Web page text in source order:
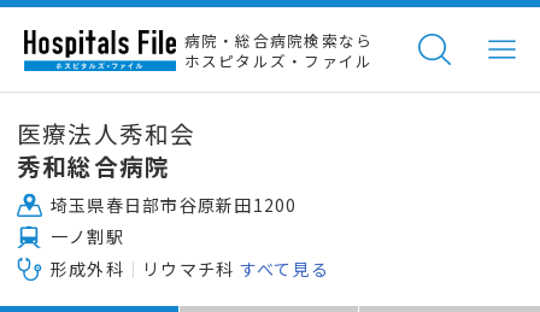
病院・総合病院検索なら
ホスピタルズ・ファイル
医療法人秀和会
秀和総合病院
埼玉県春日部市谷原新田1200
一ノ割駅
形成外科
リウマチ科 すべて見る